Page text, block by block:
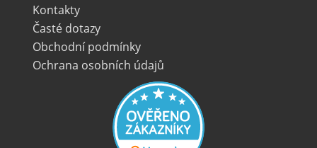
Kontakty
Časté dotazy
Obchodní podmínky
Ochrana osobních údajů